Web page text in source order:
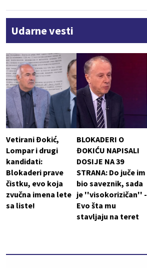
Udarne vesti
Vetirani Đokić,
Lompar i drugi
kandidati:
Blokaderi prave
čistku, evo koja
zvučna imena lete
sa liste!
BLOKADERI O
ĐOKIĆU NAPISALI
DOSIJE NA 39
STRANA: Do juče im
bio saveznik, sada
je ''visokorizičan'' -
Evo šta mu
stavljaju na teret